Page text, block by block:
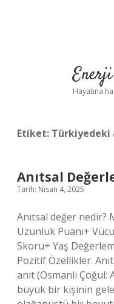
Hayatına
Etiket: Türkiyedeki
Anıtsal
Tarih: Nisan 4, 2025
Anıtsal değer nedir?
Uzunluk Puanı+
Skoru+ Yaş
Pozitif Özellikler.
anıt (Osmanlı
büyük bir kişinin